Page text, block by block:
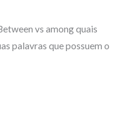
vs among quais
palavras que possuem o